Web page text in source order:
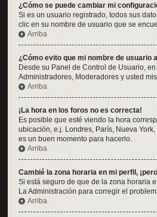
¿Cómo se puede cambiar mi
Si es un usuario registrado, todos sus
clic en su nombre de usuario que se
Arriba
¿Cómo evito que mi nombre de usuario
Desde su Panel de Control de Usuario,
Administradores, Moderadores y usted
Arriba
¡La hora en los foros no es correcta!
Es posible que esté viendo la hora
ubicación, e.j. Londres, París, Nueva
es un buen momento para hacerlo.
Arriba
Cambié la zona horaria en mi perfil,
Si está seguro de que de la zona horaria
La Administración para corregir el
Arriba